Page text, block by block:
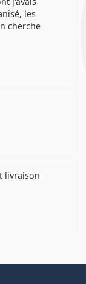
les
cherche
livraison